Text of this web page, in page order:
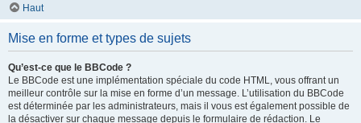
Haut
Mise en forme et types de sujets
Qu’est-ce que le BBCode ?
Le BBCode est une implémentation spéciale du code HTML, vous offrant un
meilleur contrôle sur la mise en forme d’un message. L’utilisation du BBCode
est déterminée par les administrateurs, mais il vous est également possible de
la désactiver sur chaque message depuis le formulaire de rédaction. Le